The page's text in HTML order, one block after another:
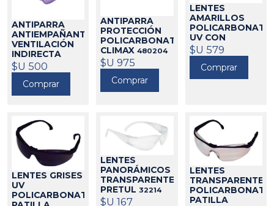
ANTIPARRA
ANTIEMPAÑANTE
VENTILACIÓN
INDIRECTA
CLIMAX
$U 500
Comprar
ANTIPARRA
PROTECCIÓN
POLICARBONATO
CLIMAX480204
$U 975
Comprar
LENTES
AMARILLOS
POLICARBONATO
UV CON
PATILLA
AJUSTABLE
CLIMAX480213
$U 579
Comprar
LENTES GRISES
UV
POLICARBONATO
LENTES
PANORÁMICOS
TRANSPARENTES
PRETUL 32214
$U 167
LENTES
TRANSPARENTES
POLICARBONATO
PATILLA